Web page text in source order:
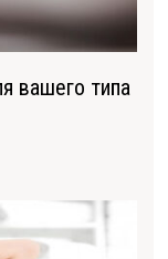
вашего типа